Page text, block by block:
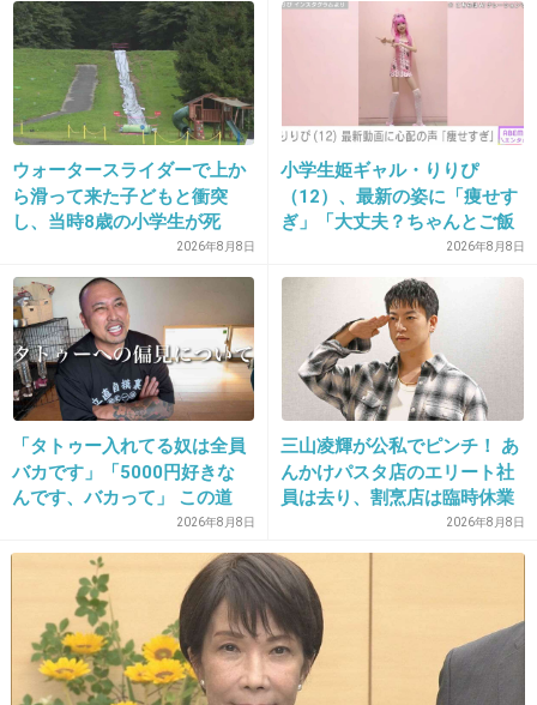
12. 匿名2013/05/05(日) 22:32:55
結構いいですよ(#^.^#)
+10
13. 匿名 2013/05/05(日) 22:38:14
下まぶたのラインがいつもにじみます。なにかお勧め教え
てください。
-5
14. 匿名2013/05/05(日) 22:42:55
ファシオ臭くない？
クレヨンみたいな匂いして嫌だなー
ウォータースライダーで上か
ら滑って来た子どもと衝突
し、当時8歳の小学生が死
亡 イベントの引率責任者の
町職員を「減給」の懲戒処
分 児童の両親は「軽過ぎ
る」「全く納得できない」
島根県邑南町
2026年8月8日
小学生姫ギャル・りりぴ
（12）、最新の姿に「痩せす
ぎ」「大丈夫？ちゃんとご飯
食べてね」など心配の声2026年8月8日
「タトゥー入れてる奴は全員
バカです」「5000円好きな
んです、バカって」 この道
23年の彫り師YouTuberの動
画が話題
2026年8月8日
三山凌輝が公私でピンチ！ あ
んかけパスタ店のエリート社
員は去り、割烹店は臨時休業
2026年8月8日